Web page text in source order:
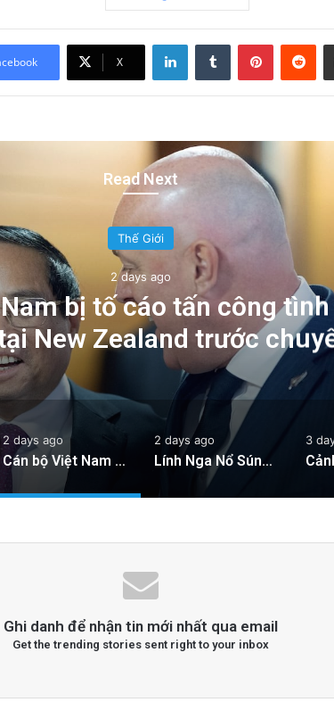
X
LinkedInTumblr Pinterest
Read Next
Thế Giới
2 days ago
bị tố cáo tấn công
New Zealand trước
của Thủ tướng Chính
2 days ago
Cán bộ Việt Nam bị tố cáo tấn công tình dục hai nữ phục vụ tại New Zealand trước chuyến thăm của Thủ tướng Chính
2 days ago
Lính Nga Nổ Súng Giết Đồng Đội và Tấn Công Dân Thường Tại Crimea
3
Ghi danh để nhận tin mới nhất qua email
Get the trending stories sent right to your inbox